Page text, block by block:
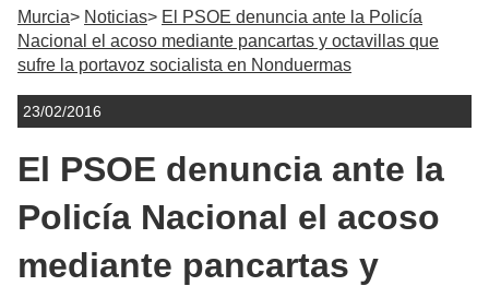
Murcia Noticias
El PSOE denuncia ante la Policía
Nacional el acoso mediante pancartas y octavillas que
sufre la portavoz socialista en Nonduermas
23/02/2016
El PSOE denuncia ante la
Policía Nacional el acoso
mediante pancartas y